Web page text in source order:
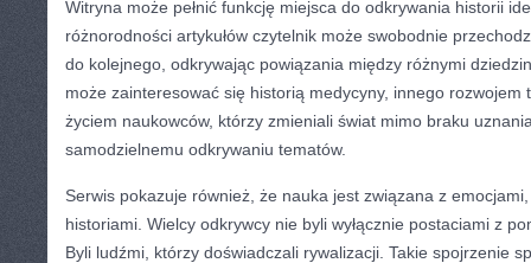
Witryna może pełnić funkcję miejsca do odkrywania historii
różnorodności artykułów czytelnik może swobodnie
do kolejnego, odkrywając powiązania między różnymi
może zainteresować się historią medycyny, innego rozwojem
życiem naukowców, którzy zmieniali świat mimo braku
samodzielnemu odkrywaniu tematów.
Serwis pokazuje również, że nauka jest związana z
historiami. Wielcy odkrywcy nie byli wyłącznie postaciami z
Byli ludźmi, którzy doświadczali rywalizacji. Takie spojrzenie